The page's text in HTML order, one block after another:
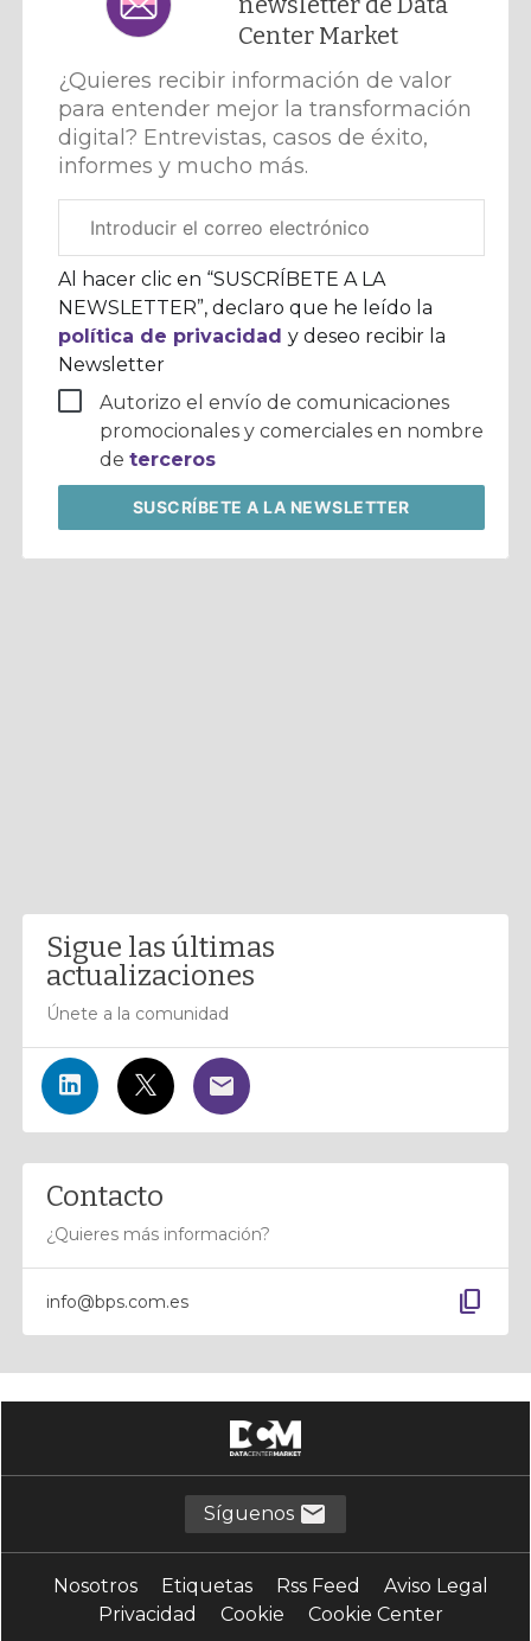
Center Market
¿Quieres recibir información de valor
para entender mejor la transformación
digital? Entrevistas, casos de éxito,
informes y mucho más.
electrónico
corporativo
Al hacer clic en “SUSCRÍBETE A LA
NEWSLETTER”, declaro que he leído la
política de privacidady deseo recibir la
Newsletter
Autorizo el envío de comunicaciones
promocionales y comerciales en nombre
deterceros
SUSCRÍBETEA LA NEWSLETTER
Sigue las últimas
actualizaciones
Únete a la comunidad
Contacto
¿Quieres más información?
info@bps.com.es content_copy
Síguenos
Nosotros Etiquetas Rss Feed
Aviso Legal
Privacidad
Cookie Cookie Center